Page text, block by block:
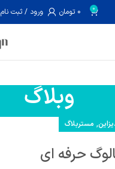
0
0 تومان ورود / ثبت نام
وبلاگ
, مستربلاگ
حرفه ای